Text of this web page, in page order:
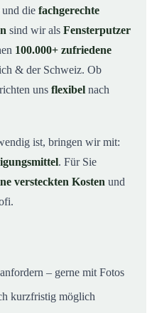
und die fachgerechte
sind wir als Fensterputzer
100.000+ zufriedene
& der Schweiz. Ob
uns flexibel nach
ist, bringen wir mit:
. Für Sie
versteckten Kosten und
– gerne mit Fotos
kurzfristig möglich